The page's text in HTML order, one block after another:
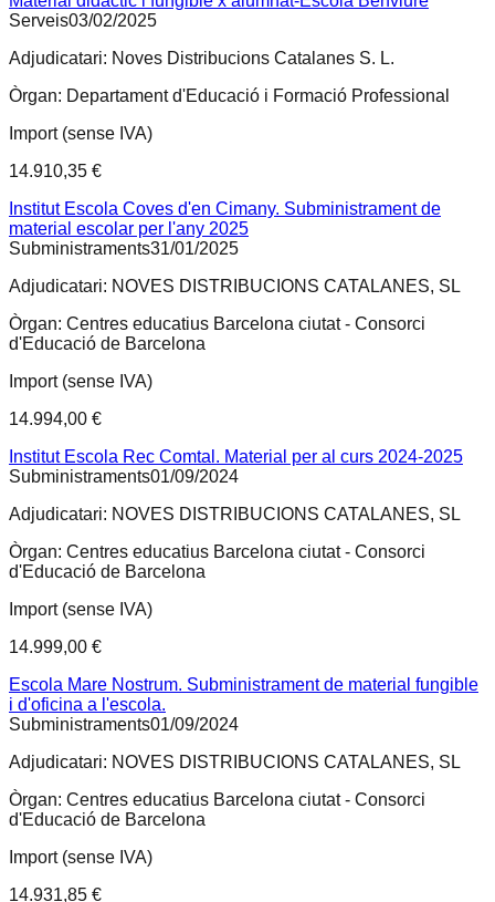
Serveis03/02/2025
Adjudicatari: Noves Distribucions Catalanes S. L.
Òrgan: Departament d'Educació i Formació Professional
Import (sense IVA)
14.910,35 €
Institut Escola Coves d'en Cimany. Subministrament de
material escolar per l'any 2025
Subministraments31/01/2025
Adjudicatari: NOVES DISTRIBUCIONS CATALANES, SL
Òrgan: Centres educatius Barcelona ciutat - Consorci
d'Educació de Barcelona
Import (sense IVA)
14.994,00 €
Institut Escola Rec Comtal. Material per al curs 2024-2025
Subministraments01/09/2024
Adjudicatari: NOVES DISTRIBUCIONS CATALANES, SL
Òrgan: Centres educatius Barcelona ciutat - Consorci
d'Educació de Barcelona
Import (sense IVA)
14.999,00 €
Escola Mare Nostrum. Subministrament de material fungible
i d'oficina a l'escola.
Subministraments01/09/2024
Adjudicatari: NOVES DISTRIBUCIONS CATALANES, SL
Òrgan: Centres educatius Barcelona ciutat - Consorci
d'Educació de Barcelona
Import (sense IVA)
14.931,85 €